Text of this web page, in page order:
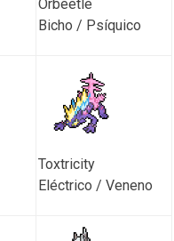
Orbeetle
Bicho / Psíquico
Toxtricity
Eléctrico / Veneno